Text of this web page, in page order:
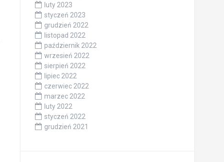
luty 2023
styczeń 2023
grudzień 2022
listopad 2022
październik 2022
wrzesień 2022
sierpień 2022
lipiec 2022
czerwiec 2022
marzec 2022
luty 2022
styczeń 2022
grudzień 2021